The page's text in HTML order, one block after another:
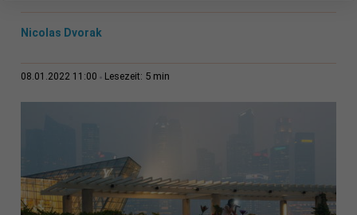
Nicolas Dvorak
08.01.2022 11:00 Lesezeit: 5 min